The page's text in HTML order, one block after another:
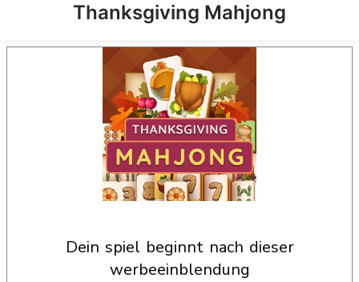
Thanksgiving Mahjong
dein spiel beginnt nach dieser
werbeeinblendung